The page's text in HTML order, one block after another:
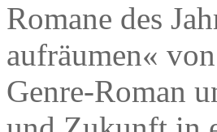
Romane des
aufräumen«
Genre-Roman